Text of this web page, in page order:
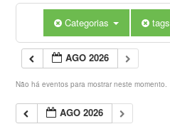
Categorias tags
AGO 2026
Não há eventos para mostrar neste momento.
AGO 2026